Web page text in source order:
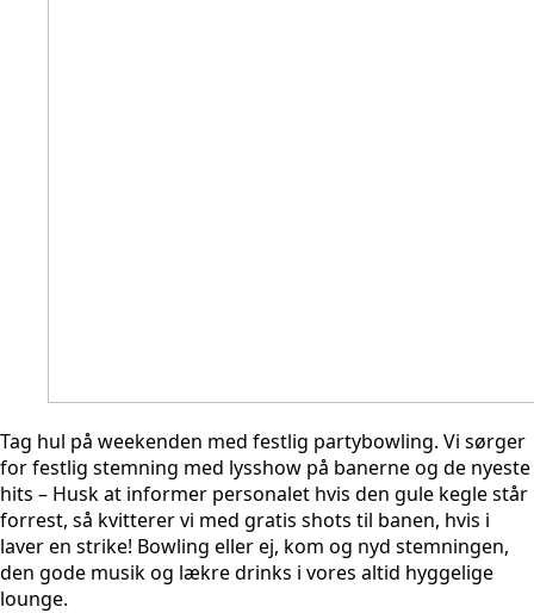
Tag hul på weekenden med festlig partybowling. Vi sørger
for festlig stemning med lysshow på banerne og de nyeste
hits – Husk at informer personalet hvis den gule kegle står
forrest, så kvitterer vi med gratis shots til banen, hvis i
laver en strike! Bowling eller ej, kom og nyd stemningen,
den gode musik og lækre drinks i vores altid hyggelige
lounge.